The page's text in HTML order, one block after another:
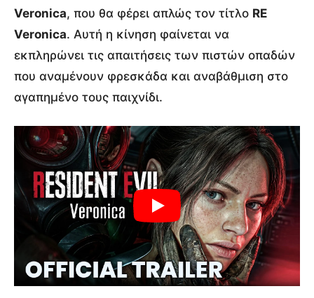
Veronica, που θα φέρει απλώς τον τίτλο RE
Veronica. Αυτή η κίνηση φαίνεται να
εκπληρώνει τις απαιτήσεις των πιστών οπαδών
που αναμένουν φρεσκάδα και αναβάθμιση στο
αγαπημένο τους παιχνίδι.